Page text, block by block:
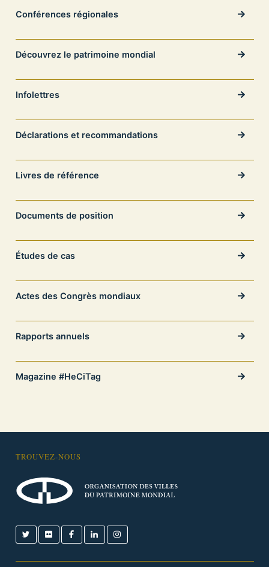
Conférences régionales
Découvrez le patrimoine mondial
Infolettres
Déclarations et recommandations
Livres de référence
Documents de position
Études de cas
Actes des Congrès mondiaux
Rapports annuels
Magazine #HeCiTag
TROUVEZ-NOUS